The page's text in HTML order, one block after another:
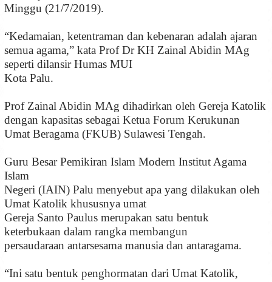
Minggu (21/7/2019).
“Kedamaian, ketentraman dan kebenaran adalah ajaran
semua agama,” kata Prof Dr KH Zainal Abidin MAg
seperti dilansir Humas MUI
Kota Palu.
Prof Zainal Abidin MAg dihadirkan oleh Gereja Katolik
dengan kapasitas sebagai Ketua Forum Kerukunan
Umat Beragama (FKUB) Sulawesi Tengah.
Guru Besar Pemikiran Islam Modern Institut Agama
Islam
Negeri (IAIN) Palu menyebut apa yang dilakukan oleh
Umat Katolik khususnya umat
Gereja Santo Paulus merupakan satu bentuk
keterbukaan dalam rangka membangun
persaudaraan antarsesama manusia dan antaragama.
“Ini satu bentuk penghormatan dari Umat Katolik,